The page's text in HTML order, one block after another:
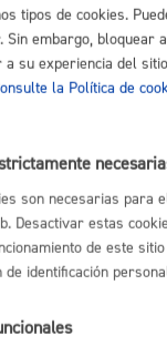
de sus
de tratar los
o el ejercicio o la
del
tratamiento.
derechos no ha
podrá presentar una
de Datos.
en contacto con el
tipos de cookies.
Sin embargo, bloquear
a su experiencia del
la Política de
son necesarias para
Desactivar estas
de este
de identificación